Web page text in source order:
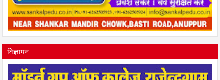
विज्ञापन